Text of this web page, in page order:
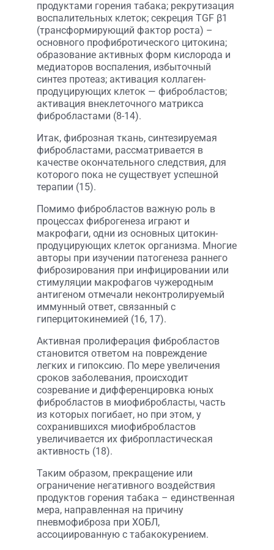
продуктами горения табака; рекрутизация
воспалительных клеток; секреция TGF β1
(трансформирующий фактор роста) –
основного профибротического цитокина;
образование активных форм кислорода и
медиаторов воспаления, избыточный
синтез протеаз; активация коллаген-
продуцирующих клеток — фибробластов;
активация внеклеточного матрикса
фибробластами (8-14).
Итак, фиброзная ткань, синтезируемая
фибробластами, рассматривается в
качестве окончательного следствия, для
которого пока не существует успешной
терапии (15).
Помимо фибробластов важную роль в
процессах фиброгенеза играют и
макрофаги, одни из основных цитокин-
продуцирующих клеток организма. Многие
авторы при изучении патогенеза раннего
фиброзирования при инфицировании или
стимуляции макрофагов чужеродным
антигеном отмечали неконтролируемый
иммунный ответ, связанный с
гиперцитокинемией (16, 17).
Активная пролиферация фибробластов
становится ответом на повреждение
легких и гипоксию. По мере увеличения
сроков заболевания, происходит
созревание и дифференцировка юных
фибробластов в миофибробласты, часть
из которых погибает, но при этом, у
сохранившихся миофибробластов
увеличивается их фибропластическая
активность (18).
Таким образом, прекращение или
ограничение негативного воздействия
продуктов горения табака – единственная
мера, направленная на причину
пневмофиброза при ХОБЛ,
ассоциированную с табакокурением.